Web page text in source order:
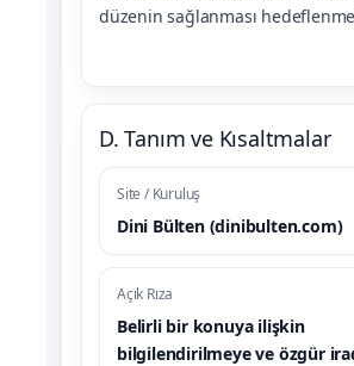
düzenin sağlanması
D. Tanım ve Kısaltmalar
Site / Kuruluş
Dini Bülten (dinibulten.com)
Açık Rıza
Belirli bir konuya ilişkin
bilgilendirilmeye ve özgür